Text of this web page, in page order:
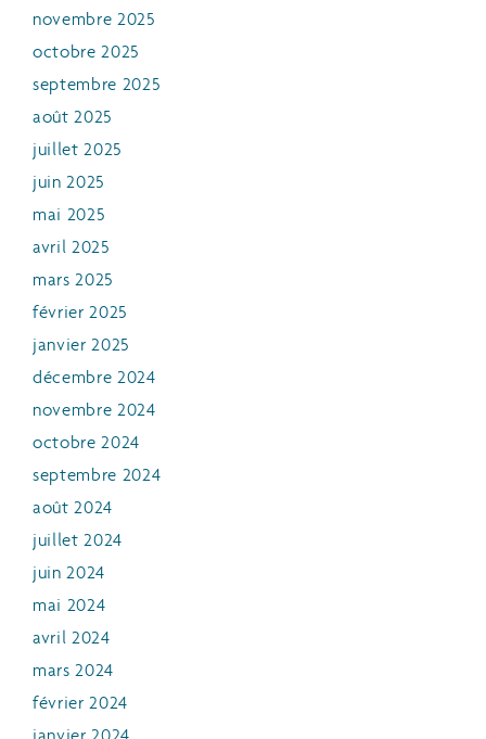
novembre 2025
octobre 2025
septembre 2025
août 2025
juillet 2025
juin 2025
mai 2025
avril 2025
mars 2025
février 2025
janvier 2025
décembre 2024
novembre 2024
octobre 2024
septembre 2024
août 2024
juillet 2024
juin 2024
mai 2024
avril 2024
mars 2024
février 2024